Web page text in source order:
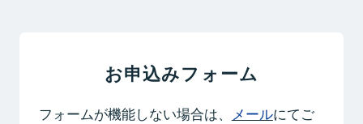
お申込みフォーム
フォームが機能しない場合は、 メールにてご